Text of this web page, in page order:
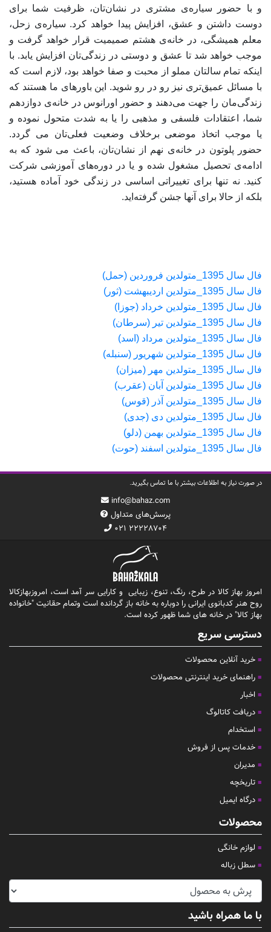
و با حضور سیاره‌ی مشتری در نشان‌تان، ظرفیت شما برای
دوست داشتن و عشق، افزایش پیدا خواهد کرد. سیاره‌ی زحل،
معلم همیشگی، در خانه‌ی هشتم صمیمیت قرار خواهد گرفت و
موجب خواهد شد تا عشق و دوستی در زندگی‌تان افزایش یابد. با
اینکه تمام سالتان مملو از محبت و صفا خواهد بود، لازم است که
با مسائل عمیق‌تری نیز رو در رو شوید. این باورهای ما هستند که
زندگی‌مان را جهت می‌دهند و حضور اورانوس در خانه‌ی دوازدهم
شما، اعتقادات‌ فلسفی و مذهبی را یا به شدت متحول نموده و
یا موجب اتخاذ موضعی برخلاف وضعیت فعلی‌تان می گردد.
حضور پلوتون در خانه‌ی نهم از نشان‌تان، باعث می شود که به
ادامه‌ی تحصیل مشغول شده و یا در دوره‌های آموزشی شرکت
کنید. نه تنها برای تغییراتی اساسی در زندگی خود آماده هستید،
بلکه از حالا برای آنها جشن گرفته‌اید.
فال سال 1395_متولدین فروردین (حمل)
فال سال 1395_متولدین اردیبهشت (ثور)
فال سال 1395_متولدین خرداد (جوزا)
فال سال 1395_متولدین تیر (سرطان)
فال سال 1395_متولدین مرداد (اسد)
فال سال 1395_متولدین شهریور (سنبله)
فال سال 1395_متولدین مهر (میزان)
فال سال 1395_متولدین آبان (عقرب)
فال سال 1395_متولدین آذر (قوس)
فال سال 1395_متولدین دی (جدی)
فال سال 1395_متولدین بهمن (دلو)
فال سال 1395_متولدین اسفند (حوت)
در صورت نیاز به اطلاعات بیشتر با ما تماس بگیرید.
info@bahaz.com
پرسش‌های متداول
۰۲۱ ۲۲۲۲۸۷۰۴
امروز بهاز کالا در طرح، رنگ، تنوع، زیبایی و کارایی سر آمد است، امروزبهازکالا
روح هنر کدبانوی ایرانی را دوباره به خانه باز گردانده است وتمام حقانیت "خانواده
بهاز کالا" در خانه های شما ظهور کرده است.
دسترسی سریع
خرید آنلاین محصولات
راهنمای خرید اینترنتی محصولات
اخبار
دریافت کاتالوگ
استخدام
خدمات پس از فروش
مدیران
تاریخچه
درگاه ایمیل
محصولات
لوازم خانگی
سطل زباله
با ما همراه باشید